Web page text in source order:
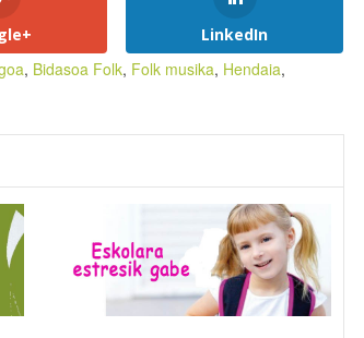
LinkedIn
, Bidasoa Folk, Folk musika, Hendaia,